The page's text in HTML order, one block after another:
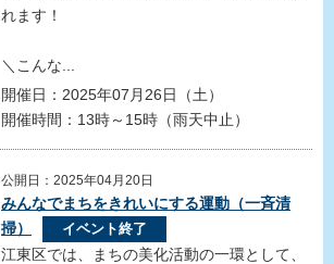
れます！
＼こんな...
開催日：2025年07月26日（土）
開催時間：13時～15時（雨天中止）
公開日：2025年04月20日
みんなでまちをきれいにする運動（一斉清
掃）
イベント終了
江東区では、まちの美化活動の一環として、